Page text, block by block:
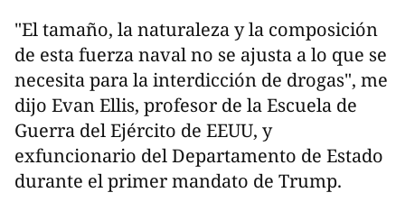
"El tamaño, la naturaleza y la composición
de esta fuerza naval no se ajusta a lo que se
necesita para la interdicción de drogas", me
dijo Evan Ellis, profesor de la Escuela de
Guerra del Ejército de EEUU, y
exfuncionario del Departamento de Estado
durante el primer mandato de Trump.